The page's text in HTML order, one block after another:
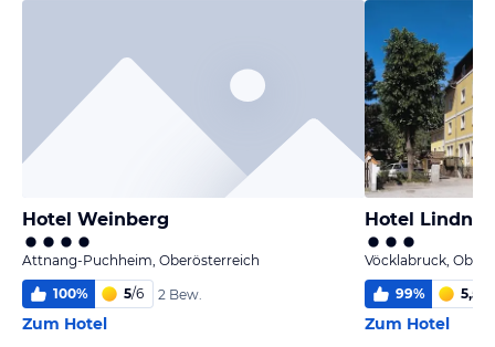
Hotel Weinberg
Attnang-Puchheim, Oberösterreich
100% 5/6 2 Bew.
Zum Hotel
Hotel Lindner
Vöcklabruck,
99% 5,5
Zum Hotel